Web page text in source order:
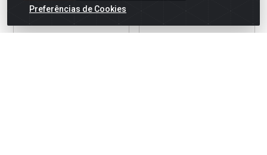
Preferências de Cookies